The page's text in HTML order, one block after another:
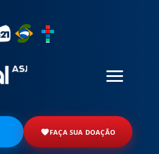
FAÇA SUA DOAÇÃO